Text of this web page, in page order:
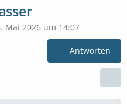
Mai 2026 um 14:07
Antworten